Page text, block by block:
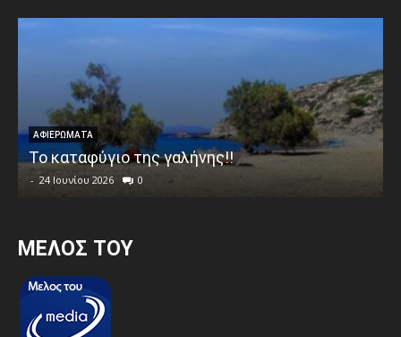
ΑΦΙΕΡΩΜΑΤΑ
Το καταφύγιο της γαλήνης!!
- 24 Ιουνίου 2026 0
MEΛΟΣ ΤΟΥ